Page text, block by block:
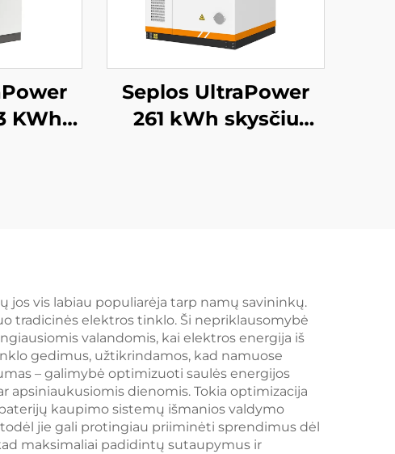
KWh
Seplos UltraPower
261 kWh skysčiu
mikrotinklams,
pramonei
vis labiau populiarėja tarp namų savininkų.
tradicinės elektros tinklo. Ši nepriklausomybė
valandomis, kai elektros energija iš
gedimus, užtikrindamos, kad namuose
– galimybė optimizuoti saulės energijos
dienomis. Tokia optimizacija
kaupimo sistemų išmanios valdymo
jie gali protingiau priiminėti sprendimus dėl
maksimaliai padidintų sutaupymus ir